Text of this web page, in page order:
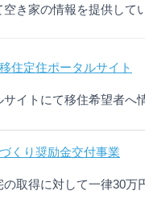
空き家の情報を提供して
住定住ポータルサイト
サイトにて移住希望者へ
くり奨励金交付事業
の取得に対して一律30万